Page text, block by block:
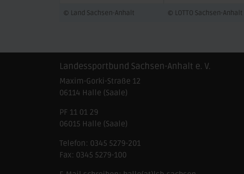
© Land Sachsen-Anhalt © LOTTO Sachsen-Anhalt
Landessportbund Sachsen-Anhalt e. V.
Maxim-Gorki-Straße 12
06114 Halle (Saale)
PF 11 01 29
06015 Halle (Saale)
Telefon: 0345 5279-201
Fax: 0345 5279-100